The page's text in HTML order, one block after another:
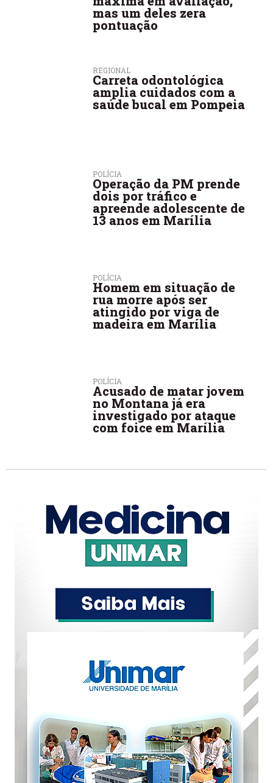
mas um deles zera
pontuação
REGIONAL
Carreta odontológica
amplia cuidados com a
saúde bucal em Pompeia
POLÍCIA
Operação da PM prende
dois por tráfico e
apreende adolescente de
13 anos em Marília
POLÍCIA
Homem em situação de
rua morre após ser
atingido por viga de
madeira em Marília
POLÍCIA
Acusado de matar jovem
no Montana já era
investigado por ataque
com foice em Marília